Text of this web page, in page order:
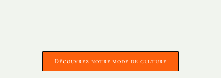
Découvrez notre mode de culture